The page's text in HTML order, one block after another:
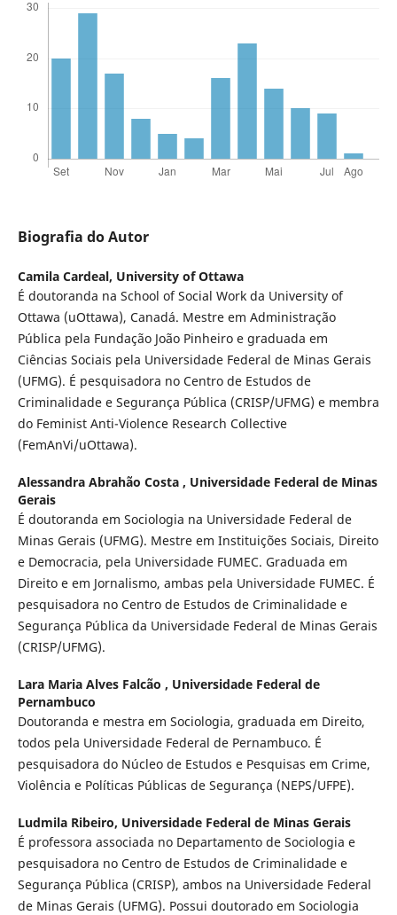
Biografia do Autor
Camila Cardeal, University of Ottawa
É doutoranda na School of Social Work da University of
Ottawa (uOttawa), Canadá. Mestre em Administração
Pública pela Fundação João Pinheiro e graduada em
Ciências Sociais pela Universidade Federal de Minas Gerais
(UFMG). É pesquisadora no Centro de Estudos de
Criminalidade e Segurança Pública (CRISP/UFMG) e membra
do Feminist Anti-Violence Research Collective
(FemAnVi/uOttawa).
Alessandra Abrahão Costa , Universidade Federal de Minas
Gerais
É doutoranda em Sociologia na Universidade Federal de
Minas Gerais (UFMG). Mestre em Instituições Sociais, Direito
e Democracia, pela Universidade FUMEC. Graduada em
Direito e em Jornalismo, ambas pela Universidade FUMEC. É
pesquisadora no Centro de Estudos de Criminalidade e
Segurança Pública da Universidade Federal de Minas Gerais
(CRISP/UFMG).
Lara Maria Alves Falcão , Universidade Federal de
Pernambuco
Doutoranda e mestra em Sociologia, graduada em Direito,
todos pela Universidade Federal de Pernambuco. É
pesquisadora do Núcleo de Estudos e Pesquisas em Crime,
Violência e Políticas Públicas de Segurança (NEPS/UFPE).
Ludmila Ribeiro, Universidade Federal de Minas Gerais
É professora associada no Departamento de Sociologia e
pesquisadora no Centro de Estudos de Criminalidade e
Segurança Pública (CRISP), ambos na Universidade Federal
de Minas Gerais (UFMG). Possui doutorado em Sociologia